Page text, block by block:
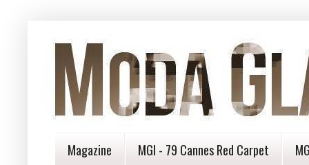
Magazine MGI - 79 Cannes Red Carpet